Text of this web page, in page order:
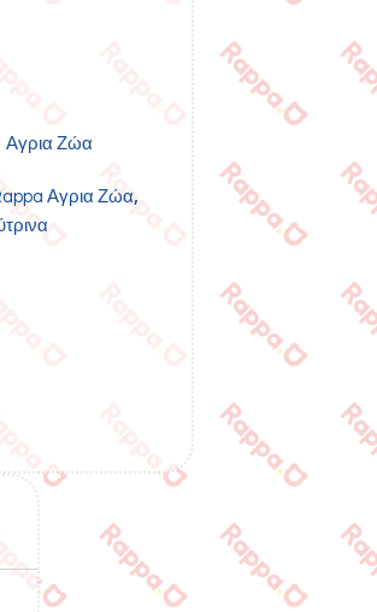
Αγρια Ζώα
Αγρια Ζώα,